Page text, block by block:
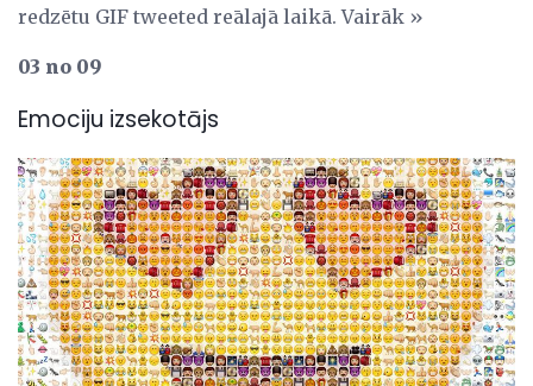
redzētu GIF tweeted reālajā laikā. Vairāk »
03 no 09
Emociju izsekotājs